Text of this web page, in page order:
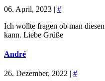
06. April, 2023 | #
Ich wollte fragen ob man
kann. Liebe Grüße
André
26. Dezember, 2022 | #